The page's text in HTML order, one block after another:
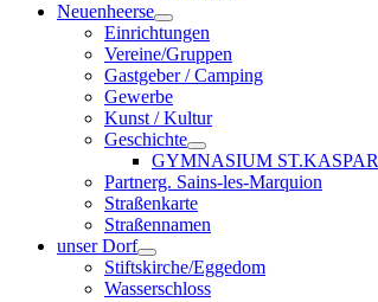
Neuenheerse
Einrichtungen
Vereine/Gruppen
Gastgeber / Camping
Gewerbe
Kunst / Kultur
Geschichte
GYMNASIUM ST.KASPAR
Partnerg. Sains-les-Marquion
Straßenkarte
Straßennamen
unser Dorf
Stiftskirche/Eggedom
Wasserschloss